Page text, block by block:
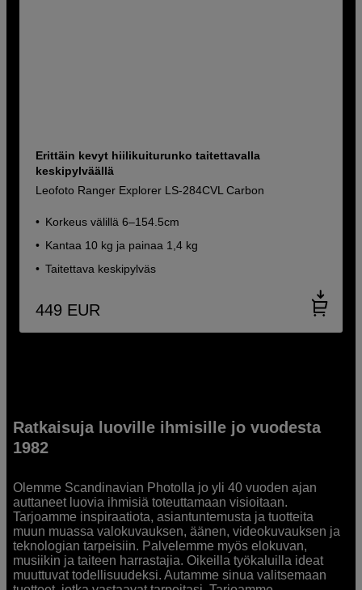
Erittäin kevyt hiilikuiturunko taitettavalla
keskipylväällä
Leofoto Ranger Explorer LS-284CVL Carbon
Korkeus välillä 6–154.5cm
Kantaa 10 kg ja painaa 1,4 kg
Taitettava keskipylväs
449 EUR
Ratkaisuja luoville ihmisille jo vuodesta
1982
Olemme Scandinavian Photolla jo yli 40 vuoden ajan
auttaneet luovia ihmisiä toteuttamaan visioitaan.
Tarjoamme inspiraatiota, asiantuntemusta ja tuotteita
muun muassa valokuvauksen, äänen, videokuvauksen ja
teknologian tarpeisiin. Palvelemme myös elokuvan,
musiikin ja taiteen harrastajia. Oikeilla työkaluilla ideat
muuttuvat todellisuudeksi. Autamme sinua valitsemaan